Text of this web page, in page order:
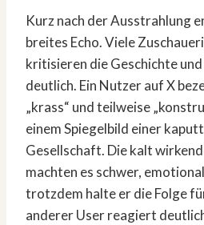
Kurz nach der Ausstrahlung
breites Echo. Viele
kritisieren die Geschichte
deutlich. Ein Nutzer auf X
„krass“ und teilweise
einem Spiegelbild einer
Gesellschaft. Die kalt
machten es schwer,
trotzdem halte er die Folge
anderer User reagiert